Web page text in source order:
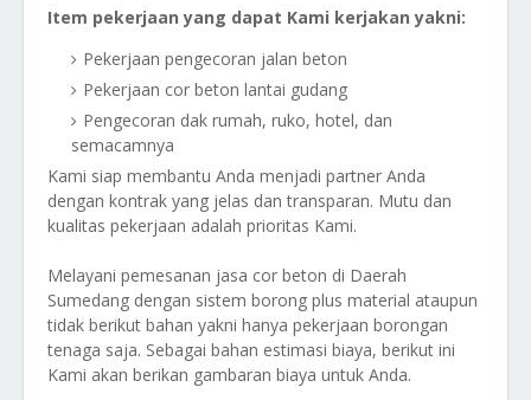
Item pekerjaan yang dapat Kami kerjakan yakni:
Pekerjaan pengecoran jalan beton
Pekerjaan cor beton lantai gudang
Pengecoran dak rumah, ruko, hotel, dan
semacamnya
Kami siap membantu Anda menjadi partner Anda
dengan kontrak yang jelas dan transparan. Mutu dan
kualitas pekerjaan adalah prioritas Kami.
Melayani pemesanan jasa cor beton di Daerah
Sumedang dengan sistem borong plus material ataupun
tidak berikut bahan yakni hanya pekerjaan borongan
tenaga saja. Sebagai bahan estimasi biaya, berikut ini
Kami akan berikan gambaran biaya untuk Anda.